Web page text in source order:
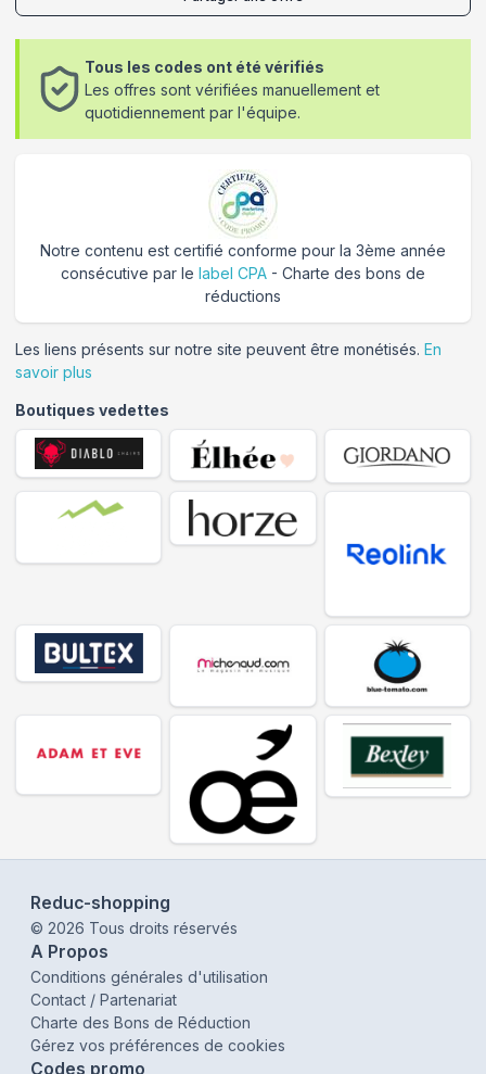
Tous les codes ont été vérifiés
Les offres sont vérifiées manuellement et
quotidiennement par l'équipe.
Notre contenu est certifié conforme pour la 3ème année
consécutive par le label CPA - Charte des bons de
réductions
Les liens présents sur notre site peuvent être monétisés. En
savoir plus
Boutiques vedettes
Reduc-shopping
© 2026 Tous droits réservés
A Propos
Conditions générales d'utilisation
Contact / Partenariat
Charte des Bons de Réduction
Gérez vos préférences de cookies
Codes promo